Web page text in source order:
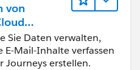
von
Sie Daten verwalten,
E-Mail-Inhalte verfassen
Journeys erstellen.